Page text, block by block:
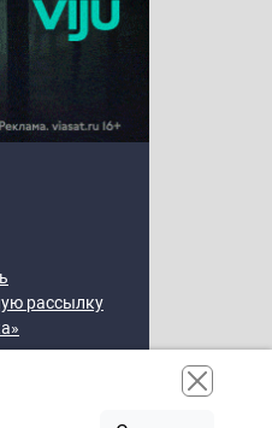
рассылку